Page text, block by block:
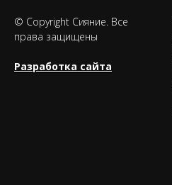
© Copyright Сияние. Все
права защищены
Разработка сайта